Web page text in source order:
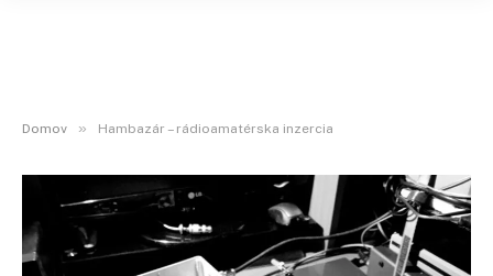
Domov » Hambazár – rádioamatérska inzercia